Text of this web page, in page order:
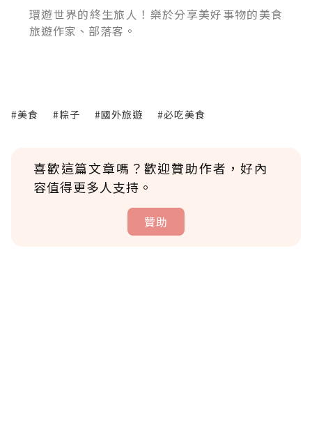
環遊世界的終生旅人！樂於分享美好事物的美食
旅遊作家、部落客。
#美食 #粽子 #國外旅遊 #必吃美食
喜歡這篇文章嗎？歡迎贊助作者，好內
容值得更多人支持。
贊助